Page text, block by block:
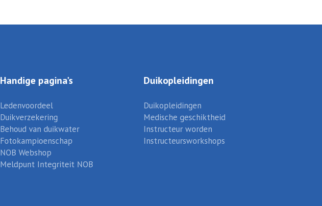
Handige pagina’s
Ledenvoordeel
Duikverzekering
Behoud van duikwater
Fotokampioenschap
NOB Webshop
Meldpunt Integriteit NOB
Duikopleidingen
Duikopleidingen
Medische geschiktheid
Instructeur worden
Instructeursworkshops